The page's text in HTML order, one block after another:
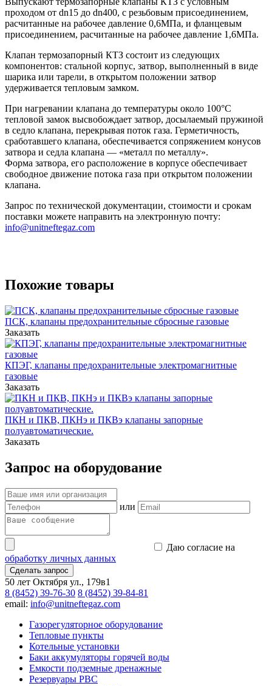
проходом от dn15 до dn400, с резьбовым присоединением,
расчитанные на рабочее давление 0,6МПа, и фланцевым
присоединением, расчитанные на рабочее давление 1,6МПа.
Клапан термозапорный КТЗ состоит из следующих
компонентов: стальной корпус, затвор, выполненный в виде
шарика или тарели, в открытом положении затвор
удерживается тепловым замком.
При нагревании клапана до температуры около 100°С
тепловой замок высвобождает затвор, досылаемый пружиной
в седло клапана, перекрывая поток газа. Герметичность,
сработавшего клапана, обеспечивается сопряжением конусов
затвора и седла клапана — «металл по металлу».
Форма затвора, его расположение в корпусе обеспечивает
свободное движение потока газа при открытом положении
клапана.
Запрос по технической документации, стоимости и срокам
поставки можете направить на электронную почту:
info@unitneftegaz.com
Похожие товары
ПСК, клапаны предохранительные сбросные газовые
Заказать
КПЭГ, клапаны предохранительные электромагнитные
газовые
Заказать
ПКН и ПКВ, ПКНэ и ПКВэ клапаны запорные
полуавтоматические.
Заказать
Запрос на оборудование
или
Даю согласие на
обработку личных данных
Сделать запрос
50 лет Октября ул., 179в1
8 (8452) 39-76-30 8 (8452) 39-84-81
email: info@unitneftegaz.com
Газорегуляторное оборудование
Тепловые пункты
Котельные установки
Баки аккумуляторы горячей воды
Емкости подземные дренажные
Резервуары РВС